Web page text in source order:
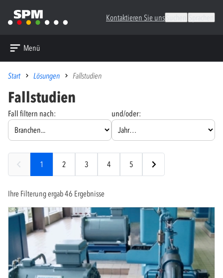
Kontaktieren Sie uns
Menü
Start Lösungen Fallstudien
Fallstudien
Fall filtern nach: und/oder:
1 2 3 4 5
Ihre Filterung ergab 46 Ergebnisse